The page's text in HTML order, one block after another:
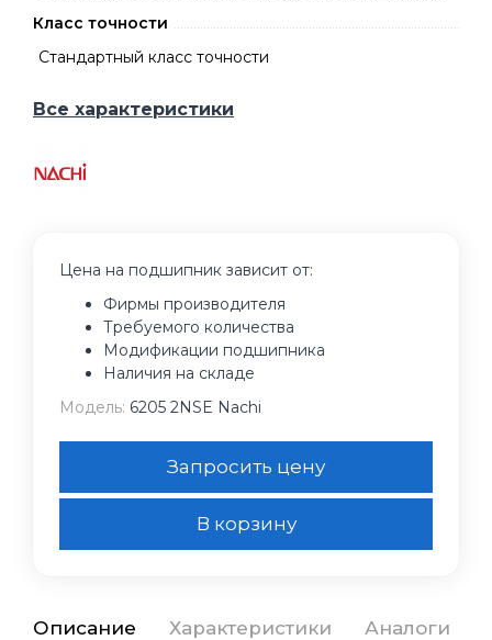
Класс точности
Стандартный класс точности
Все характеристики
Цена на подшипник зависит от:
Фирмы производителя
Требуемого количества
Модификации подшипника
Наличия на складе
Модель: 6205 2NSE Nachi
Запросить цену
В корзину
Описание Характеристики Аналоги